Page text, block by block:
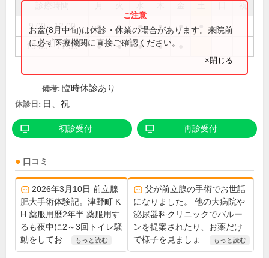
祝
9:00～12:00 ● ● ● ● ●
13:00～17:30 ● ● ● ●
お盆(8月中旬)は休診・休業の場合があります。来院前
に必ず医療機関に直接ご確認ください。
×閉じる
備考: 臨時休診あり
休診日: 日、祝
初診受付 再診受付
口コミ
2026年3月10日 前立腺
肥大手術体験記。津野町 K
H 薬服用歴2年半 薬服用す
るも夜中に2～3回トイレ騒
動をしてお...
もっと読む
父が前立腺の手術でお世話
になりました。 他の大病院や
泌尿器科クリニックでバルー
ンを提案されたり、お薬だけ
で様子を見ましょ...
もっと読む